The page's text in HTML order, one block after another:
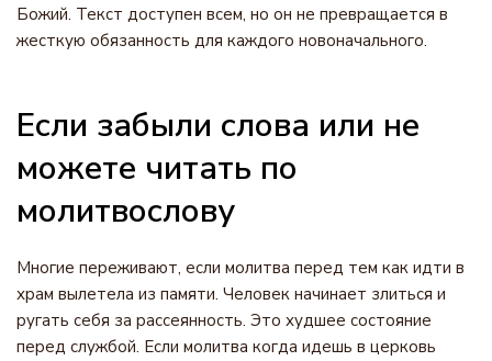
Божий. Текст доступен всем, но он не превращается в
жесткую обязанность для каждого новоначального.
Если забыли слова или не
можете читать по
молитвослову
Многие переживают, если молитва перед тем как идти в
храм вылетела из памяти. Человек начинает злиться и
ругать себя за рассеянность. Это худшее состояние
перед службой. Если молитва когда идешь в церковь